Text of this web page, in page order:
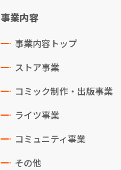
事業内容
事業内容トップ
ストア事業
コミック制作・出版事業
ライツ事業
コミュニティ事業
その他